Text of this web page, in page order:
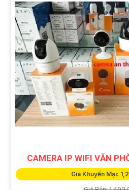
CAMERA IP WIFI VĂN
Giá Khuyến Mại: